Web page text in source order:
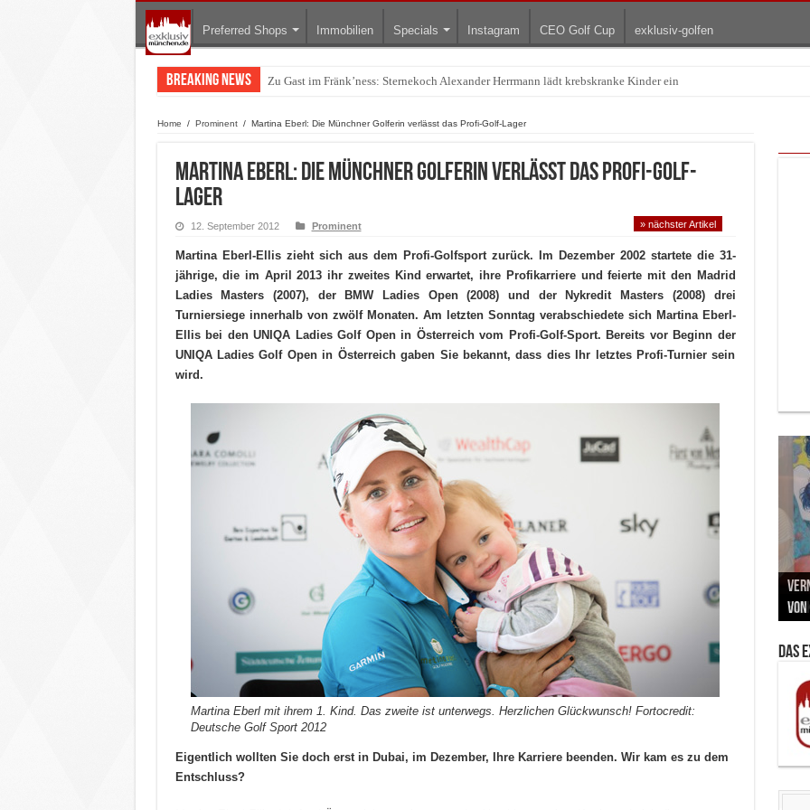
Preferred Shops Immobilien Specials Instagram CEO Golf Cup exklusiv-golfen
Breaking News Warum München gerade zum Treffpunkt der Lingerie-Branche wurde
Home / Prominent / Martina Eberl: Die Münchner Golferin verlässt das Profi-Golf-Lager
Martina Eberl: Die Münchner Golferin verlässt das Profi-Golf-
Lager
12. September 2012 Prominent » nächster Artikel
Martina Eberl-Ellis zieht sich aus dem Profi-Golfsport zurück. Im Dezember 2002 startete die 31-
jährige, die im April 2013 ihr zweites Kind erwartet, ihre Profikarriere und feierte mit den Madrid
Ladies Masters (2007), der BMW Ladies Open (2008) und der Nykredit Masters (2008) drei
Turniersiege innerhalb von zwölf Monaten. Am letzten Sonntag verabschiedete sich Martina Eberl-
Ellis bei den UNIQA Ladies Golf Open in Österreich vom Profi-Golf-Sport. Bereits vor Beginn der
UNIQA Ladies Golf Open in Österreich gaben Sie bekannt, dass dies Ihr letztes Profi-Turnier sein
wird.
Martina Eberl mit ihrem 1. Kind. Das zweite ist unterwegs. Herzlichen Glückwunsch! Fortocredit:
Deutsche Golf Sport 2012
Eigentlich wollten Sie doch erst in Dubai, im Dezember, Ihre Karriere beenden. Wir kam es zu dem
Entschluss?
Zu
Das